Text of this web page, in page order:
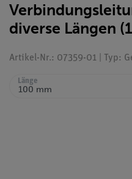
diverse Längen
Artikel-Nr.: 07359-01 | Typ:
Länge